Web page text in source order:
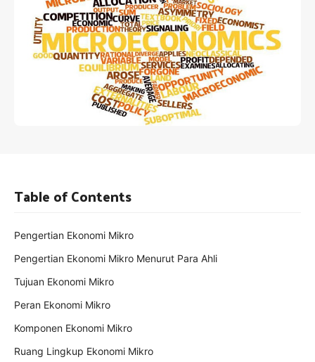
Table of Contents
Pengertian Ekonomi Mikro
Pengertian Ekonomi Mikro Menurut Para Ahli
Tujuan Ekonomi Mikro
Peran Ekonomi Mikro
Komponen Ekonomi Mikro
Ruang Lingkup Ekonomi Mikro